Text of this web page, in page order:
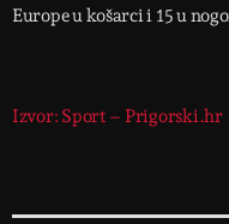
Europe u košarci i 15 u
Izvor: Sport – Prigorski.hr